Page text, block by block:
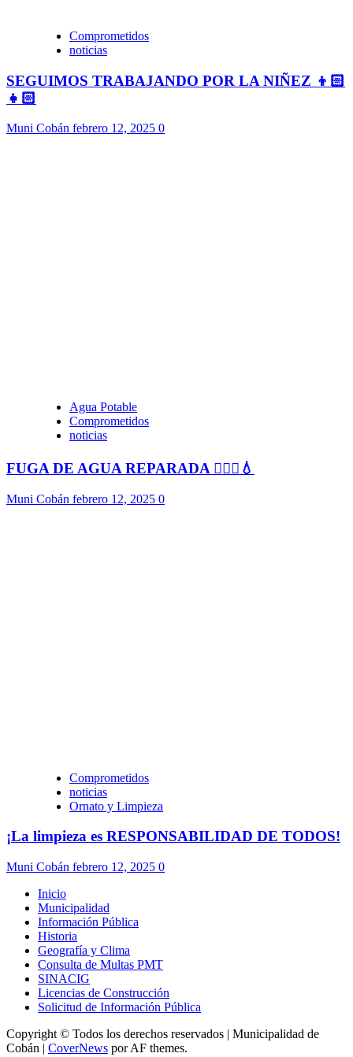
Comprometidos
noticias
SEGUIMOS TRABAJANDO POR LA NIÑEZ 👦🏻
👧🏻
Muni Cobán febrero 12, 2025 0
Agua Potable
Comprometidos
noticias
FUGA DE AGUA REPARADA 👷🏻‍♂️💧
Muni Cobán febrero 12, 2025 0
Comprometidos
noticias
Ornato y Limpieza
¡La limpieza es RESPONSABILIDAD DE TODOS!
Muni Cobán febrero 12, 2025 0
Inicio
Municipalidad
Información Pública
Historia
Geografía y Clima
Consulta de Multas PMT
SINACIG
Licencias de Construcción
Solicitud de Información Pública
Copyright © Todos los derechos reservados | Municipalidad de
Cobán | CoverNews por AF themes.